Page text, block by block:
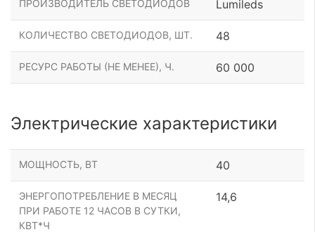
ПРОИЗВОДИТЕЛЬ СВЕТОДИОДОВ Lumileds
КОЛИЧЕСТВО СВЕТОДИОДОВ, ШТ. 48
РЕСУРС РАБОТЫ (НЕ МЕНЕЕ), Ч. 60 000
Электрические характеристики
МОЩНОСТЬ, ВТ 40
ЭНЕРГОПОТРЕБЛЕНИЕ В МЕСЯЦ
ПРИ РАБОТЕ 12 ЧАСОВ В СУТКИ,
КВТ*Ч
14,6